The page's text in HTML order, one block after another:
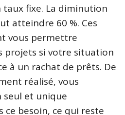
taux fixe. La diminution
atteindre 60 %. Ces
vous permettre
projets si votre situation
à un rachat de prêts. De
réalisé, vous
seul et unique
ce besoin, ce qui reste